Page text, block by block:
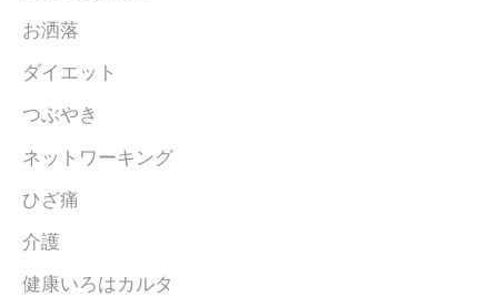
お洒落
ダイエット
つぶやき
ネットワーキング
ひざ痛
介護
健康いろはカルタ